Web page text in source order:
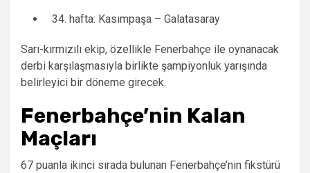
hafta: Kasımpaşa – Galatasaray
Sarı-kırmızılı ekip, özellikle Fenerbahçe ile oynanacak
derbi karşılaşmasıyla birlikte şampiyonluk yarışında
belirleyici bir döneme girecek.
Fenerbahçe’nin Kalan
Maçları
67 puanla ikinci sırada bulunan Fenerbahçe’nin fikstürü